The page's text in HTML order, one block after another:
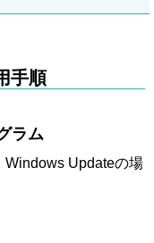
手順
ラム
Windows Updateの場